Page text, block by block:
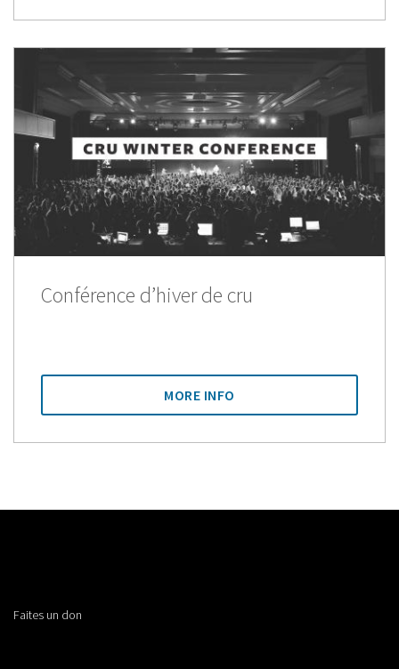
Conférence d’hiver de cru
MORE INFO
Faites un don